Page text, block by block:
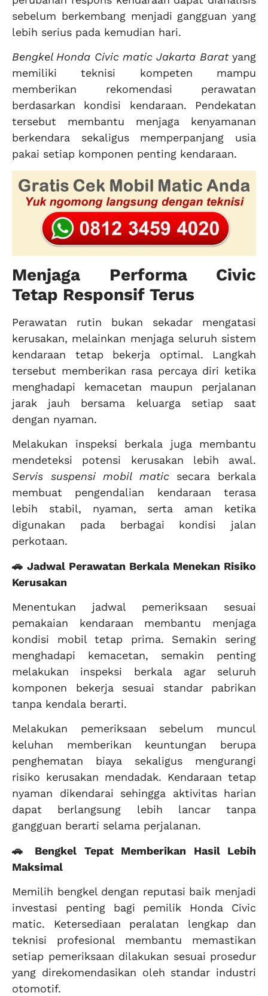
sebelum berkembang menjadi gangguan yang
lebih serius pada kemudian hari.
Bengkel Honda Civic matic Jakarta Baratyang
memiliki teknisi kompeten mampu
memberikan rekomendasi perawatan
berdasarkan kondisi kendaraan. Pendekatan
tersebut membantu menjaga kenyamanan
berkendara sekaligus memperpanjang usia
pakai setiap komponen penting kendaraan.
Menjaga Performa Civic
Tetap Responsif Terus
Perawatan rutin bukan sekadar mengatasi
kerusakan, melainkan menjaga seluruh sistem
kendaraan tetap bekerja optimal. Langkah
tersebut memberikan rasa percaya diri ketika
menghadapi kemacetan maupun perjalanan
jarak jauh bersama keluarga setiap saat
dengan nyaman.
Melakukan inspeksi berkala juga membantu
mendeteksi potensi kerusakan lebih awal.
Servis suspensi mobil maticsecara berkala
membuat pengendalian kendaraan terasa
lebih stabil, nyaman, serta aman ketika
digunakan pada berbagai kondisi jalan
perkotaan.
🚗 Jadwal Perawatan Berkala Menekan Risiko
Kerusakan
Menentukan jadwal pemeriksaan sesuai
pemakaian kendaraan membantu menjaga
kondisi mobil tetap prima. Semakin sering
menghadapi kemacetan, semakin penting
melakukan inspeksi berkala agar seluruh
komponen bekerja sesuai standar pabrikan
tanpa kendala berarti.
Melakukan pemeriksaan sebelum muncul
keluhan memberikan keuntungan berupa
penghematan biaya sekaligus mengurangi
risiko kerusakan mendadak. Kendaraan tetap
nyaman dikendarai sehingga aktivitas harian
dapat berlangsung lebih lancar tanpa
gangguan berarti selama perjalanan.
🚗 Bengkel Tepat Memberikan Hasil Lebih
Maksimal
Memilih bengkel dengan reputasi baik menjadi
investasi penting bagi pemilik Honda Civic
matic. Ketersediaan peralatan lengkap dan
teknisi profesional membantu memastikan
setiap pemeriksaan dilakukan sesuai prosedur
yang direkomendasikan oleh standar industri
otomotif.